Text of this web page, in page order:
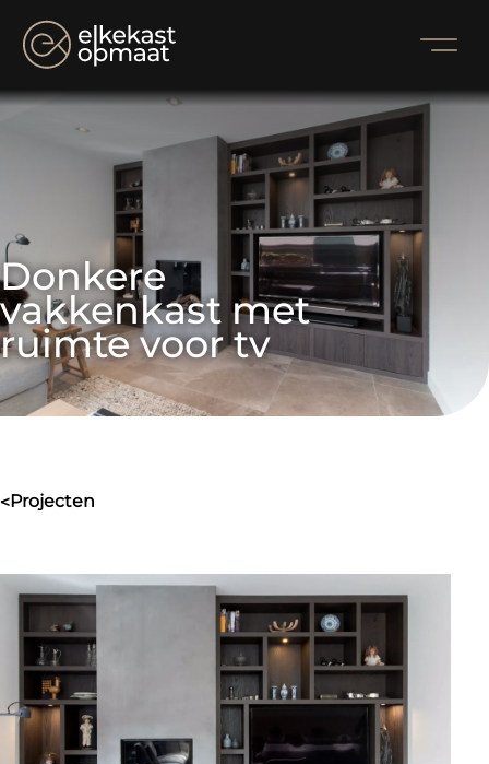
Donkere
vakkenkast met
ruimte voor tv
> projecten